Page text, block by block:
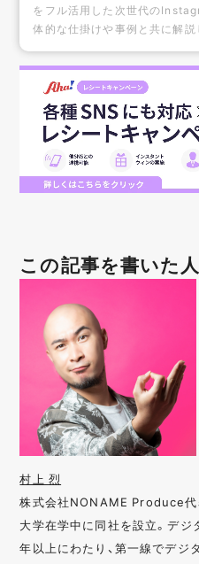
をフル活用した次世代の
体的な仕掛けや事例と共に解説
この記事を書いた人
村上 烈
株式会社NONAME Produce代
大学在学中に同社を設立。デ
年以上にわたり、第一線でデジ